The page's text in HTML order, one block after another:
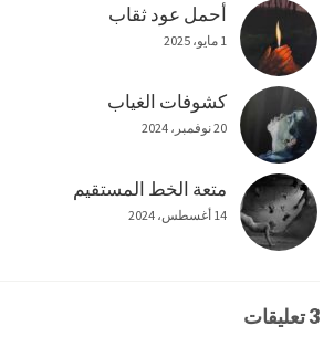
أحمل عود ثقاب
1 مايو، 2025
كشوفات الغياب
20 نوفمبر، 2024
متعة الخط المستقيم
14 أغسطس، 2024
3 تعليقات